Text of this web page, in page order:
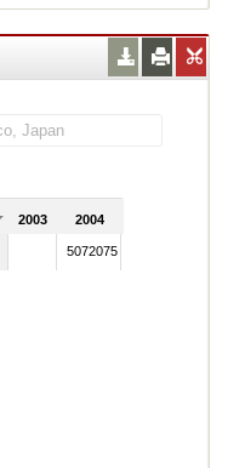
2003 2004
5072075